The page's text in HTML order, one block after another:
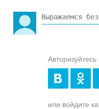
или войдите